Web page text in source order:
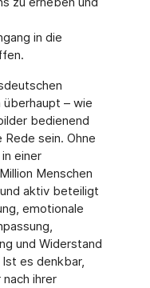
in die
überhaupt – wie
bedienend
Rede sein. Ohne
einer
Menschen
aktiv beteiligt
emotionale
und Widerstand
es denkbar,
ihrer